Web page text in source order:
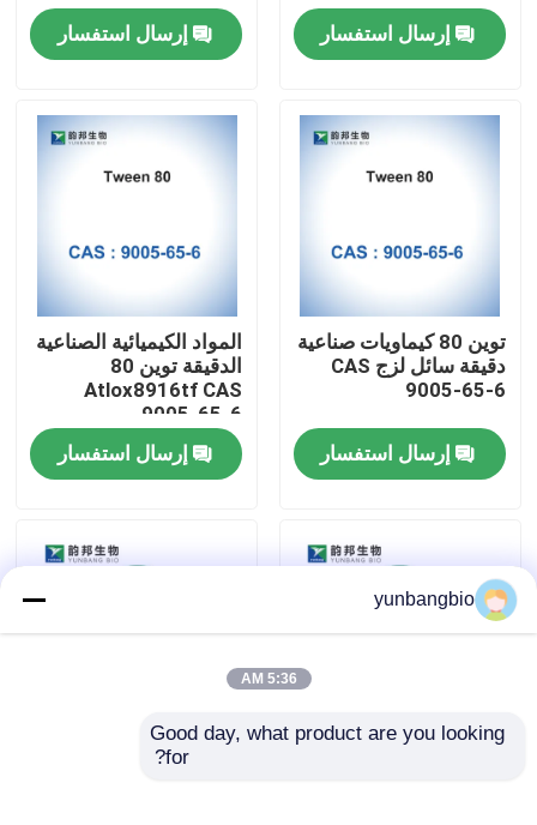
مسكن
جولة في المعمل
مراقبة الجودة
أخبار
المخازن البيولوجية
chemicals factory
إرسال استفسار
الحيوي للمختبرات
إرسال استفسار
توين 80 كيماويات صناعية
دقيقة سائل لزج CAS
9005-65-6
إرسال استفسار
المواد الكيميائية الصناعية
الدقيقة توين 80
Atlox8916tf CAS
9005-65-6
إرسال استفسار
CAS 16682-12-5 D-
yunbangbio
5:36 AM
Good day, what product are you looking
for?